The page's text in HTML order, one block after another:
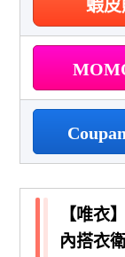
蝦
【唯衣
內搭衣